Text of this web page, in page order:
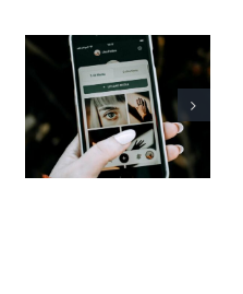
Praktiken für
die Nutzung
von
Augmented-
Reality-
Filtern in